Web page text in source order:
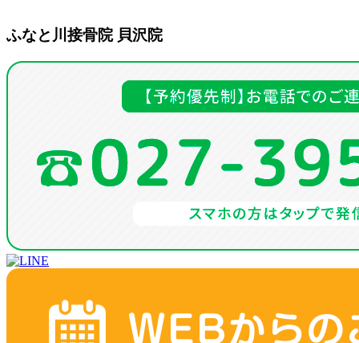
ふなと川接骨院 貝沢院